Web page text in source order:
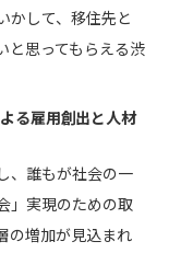
かして、移住先と
と思ってもらえる渋
る雇用創出と人材
、誰もが社会の一
」実現のための取
の増加が見込まれ